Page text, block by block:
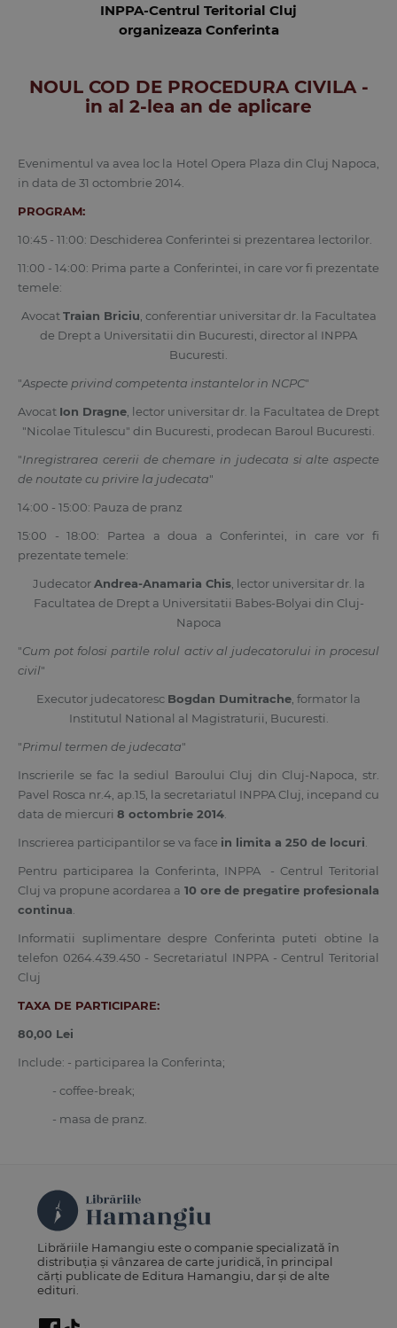
INPPA-Centrul Teritorial Cluj
organizeaza Conferinta
NOUL COD DE PROCEDURA CIVILA -
in al 2-lea an de aplicare
Evenimentul va avea loc la Hotel Opera Plaza din Cluj Napoca,
in data de 31 octombrie 2014.
PROGRAM:
10:45 - 11:00: Deschiderea Conferintei si prezentarea lectorilor.
11:00 - 14:00: Prima parte a Conferintei, in care vor fi prezentate
temele:
AvocatTraian Briciu , conferentiar universitar dr. la Facultatea
de Drept a Universitatii din Bucuresti, director al INPPA
Bucuresti.
"Aspecte privind competenta instantelor in NCPC"
Avocat Ion Dragne , lector universitar dr. la Facultatea de Drept
"Nicolae Titulescu" din Bucuresti, prodecan Baroul Bucuresti.
"Inregistrarea cererii de chemare in judecata si alte aspecte
de noutate cu privire la judecata"
14:00 - 15:00: Pauza de pranz
15:00 - 18:00: Partea a doua a Conferintei, in care vor fi
prezentate temele:
JudecatorAndrea-Anamaria Chis, lector universitar dr. la
Facultatea de Drept a Universitatii Babes-Bolyai din Cluj-
Napoca
"Cum pot folosi partile rolul activ al judecatorului in procesul
civil"
Executor judecatoresc Bogdan Dumitrache , formator la
Institutul National al Magistraturii, Bucuresti.
"Primul termen de judecata"
Inscrierile se fac la sediul Baroului Cluj din Cluj-Napoca, str.
Pavel Rosca nr.4, ap.15, la secretariatul INPPA Cluj, incepand cu
data de miercuri 8 octombrie 2014
Inscrierea participantilor se va face in limita a 250 de locuri
Pentru participarea la Conferinta, INPPA - Centrul Teritorial
Cluj va propune acordarea a 10 ore de pregatire profesionala
continua
Informatii suplimentare despre Conferinta puteti obtine la
telefon 0264.439.450 - Secretariatul INPPA - Centrul Teritorial
Cluj
TAXA DE PARTICIPARE:
80,00 Lei
Include: - participarea la Conferinta;
- coffee-break;
- masa de pranz.
Librăriile Hamangiu este o companie specializată în
distribuția și vânzarea de carte juridică, în principal
cărți publicate de Editura Hamangiu, dar și de alte
edituri.